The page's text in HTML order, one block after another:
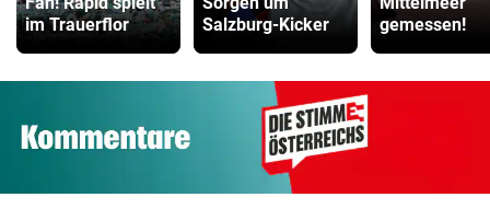
im Trauerflor
Salzburg-Kicker
gemessen!